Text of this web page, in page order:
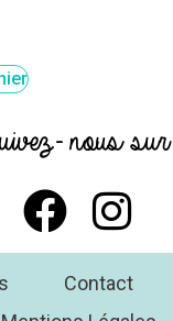
nous sur :
Contact